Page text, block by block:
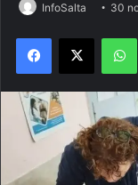
InfoSalta 30
Facebook
X